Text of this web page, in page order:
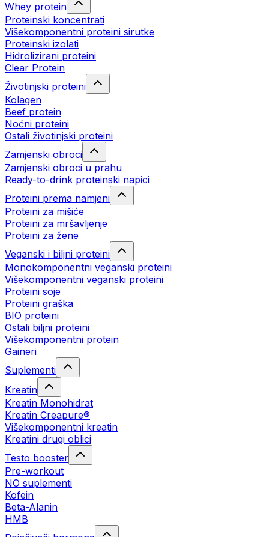
Whey protein
Proteinski koncentrati
Višekomponentni proteini sirutke
Proteinski izolati
Hidrolizirani proteini
Clear Protein
Životinjski proteini
Kolagen
Beef protein
Noćni proteini
Ostali životinjski proteini
Zamjenski obroci
Zamjenski obroci u prahu
Ready-to-drink proteinski napici
Proteini prema namjeni
Proteini za mišiće
Proteini za mršavljenje
Proteini za žene
Veganski i biljni proteini
Monokomponentni veganski proteini
Višekomponentni veganski proteini
Proteini soje
Proteini graška
BIO proteini
Ostali biljni proteini
Višekomponentni protein
Gaineri
Suplementi
Kreatin
Kreatin Monohidrat
Kreatin Creapure®
Višekomponentni kreatin
Kreatini drugi oblici
Testo booster
Pre-workout
NO suplementi
Kofein
Beta-Alanin
HMB